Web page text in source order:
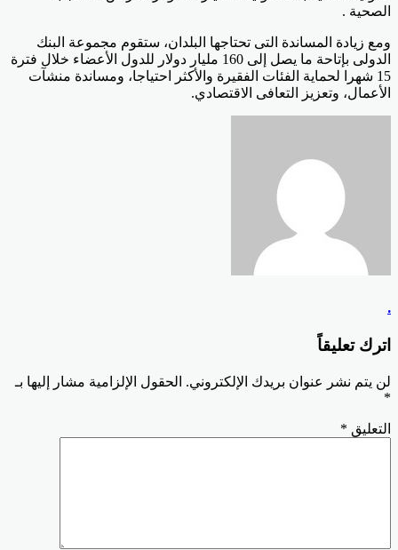
الصحية .
ومع زيادة المساندة التى تحتاجها البلدان، ستقوم مجموعة البنك
الدولى بإتاحة ما يصل إلى 160 مليار دولار للدول الأعضاء خلال فترة
15 شهرا لحماية الفئات الفقيرة والأكثر احتياجا، ومساندة منشآت
الأعمال، وتعزيز التعافى الاقتصادي.
.
اترك تعليقاً
لن يتم نشر عنوان بريدك الإلكتروني. الحقول الإلزامية مشار إليها بـ
*
التعليق *